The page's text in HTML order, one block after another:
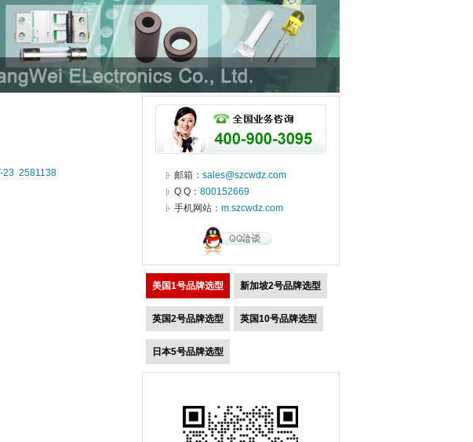
23 2581138 邮箱： sales@szcwdz.com
Q Q： 800152669
手机网站： m.szcwdz.com
美国1号品牌选型 新加坡2号品牌选型
英国2号品牌选型 英国10号品牌选型
日本5号品牌选型